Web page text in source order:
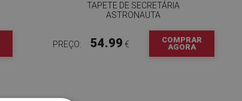
TAPETE DE SECRETÁRIA
ASTRONAUTA
PREÇO: 54.99 €
COMPRAR
AGORA